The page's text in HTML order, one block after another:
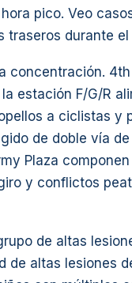
pico. Veo
traseros durante
concentración.
estación F/G/R
a ciclistas y
de doble vía
Plaza
y conflictos
de altas
de altas lesiones